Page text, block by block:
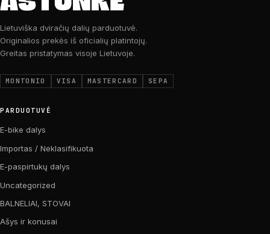
Lietuviška dviračių dalių parduotuvė.
Originalios prekės iš oficialių platintojų.
Greitas pristatymas visoje Lietuvoje.
MONTONIO VISA MASTERCARD SEPA
PARDUOTUVĖ
E-bike dalys
Importas / Neklasifikuota
E-paspirtukų dalys
Uncategorized
BALNELIAI, STOVAI
Ašys ir konusai